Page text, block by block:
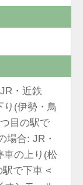
・近鉄
り(伊勢・鳥
目の駅で
場合: JR・
車の上り(松
で下車 <